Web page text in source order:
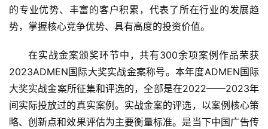
的专业优势、丰富的客户积累，代表了所在行业的发展趋
势，掌握核心竞争优势、具有高度的投资价值。
在实战金案颁奖环节中，共有300余项案例作品荣获
2023ADMEN国际大奖实战金案称号。本年度ADMEN国际
大奖实战金案所征集和评选的，全部是在2022——2023年
间实际投放过的真实案例。实战金案的评选，以案例核心策
略、创新点和效果评估为主要衡量标准。是当下中国广告传